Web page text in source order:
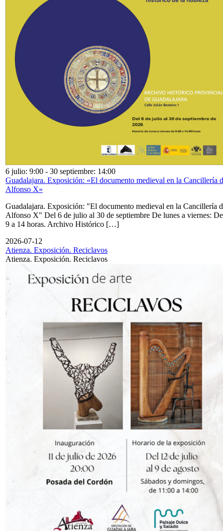
6 julio: 9:00 - 30 septiembre: 14:00
Guadalajara. Exposición: «El documento medieval en la Cancillería
Alfonso X»
Guadalajara. Exposición: "El documento medieval en la Cancillería
Alfonso X" Del 6 de julio al 30 de septiembre De lunes a viernes: De
9 a 14 horas. Archivo Histórico […]
2026-07-12
Atienza. Exposición. Reciclavos
Atienza. Exposición. Reciclavos